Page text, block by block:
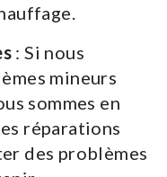
: Si nous
mineurs
sommes en
réparations
des problèmes